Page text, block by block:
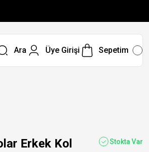
Ara Üye Girişi Sepetim
Erkek Kol
Stokta Var